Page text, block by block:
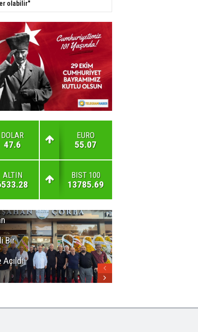
olabilir"
DOLAR
47.6
EURO
55.07
ALTIN BIST 100
13785.69
Bir